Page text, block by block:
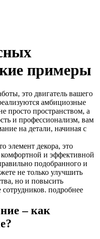
примеры
это двигатель вашего
амбициозные
просто пространством, а
и профессионализм, вам
на детали, начиная с
элемент декора, это
и эффективной
подобранного и
не только улучшить
но и повысить
сотрудников. подробнее
– как